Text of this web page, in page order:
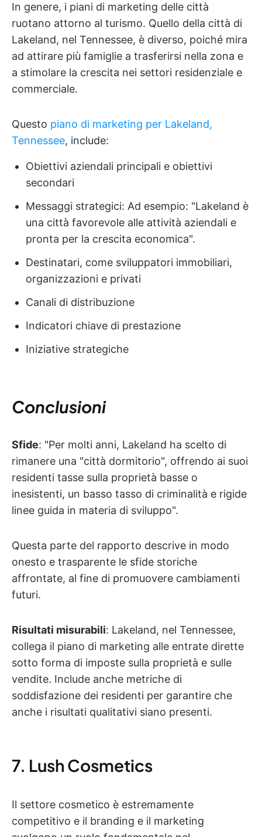
In genere, i piani di marketing delle città
ruotano attorno al turismo. Quello della città di
Lakeland, nel Tennessee, è diverso, poiché mira
ad attirare più famiglie a trasferirsi nella zona e
a stimolare la crescita nei settori residenziale e
commerciale.
Questo piano di marketing per Lakeland,
Tennessee, include:
Obiettivi aziendali principali e obiettivi
secondari
Messaggi strategici: Ad esempio: "Lakeland è
una città favorevole alle attività aziendali e
pronta per la crescita economica".
Destinatari, come sviluppatori immobiliari,
organizzazioni e privati
Canali di distribuzione
Indicatori chiave di prestazione
Iniziative strategiche
Conclusioni
Sfide: "Per molti anni, Lakeland ha scelto di
rimanere una "città dormitorio", offrendo ai suoi
residenti tasse sulla proprietà basse o
inesistenti, un basso tasso di criminalità e rigide
linee guida in materia di sviluppo".
Questa parte del rapporto descrive in modo
onesto e trasparente le sfide storiche
affrontate, al fine di promuovere cambiamenti
futuri.
Risultati misurabili: Lakeland, nel Tennessee,
collega il piano di marketing alle entrate dirette
sotto forma di imposte sulla proprietà e sulle
vendite. Include anche metriche di
soddisfazione dei residenti per garantire che
anche i risultati qualitativi siano presenti.
7. Lush Cosmetics
Il settore cosmetico è estremamente
competitivo e il branding e il marketing